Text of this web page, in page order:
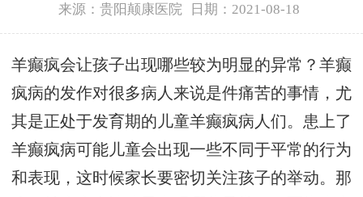
来源：贵阳颠康医院 日期：2021-08-18
羊癫疯会让孩子出现哪些较为明显的异常？羊癫
疯病的发作对很多病人来说是件痛苦的事情，尤
其是正处于发育期的儿童羊癫疯病人们。患上了
羊癫疯病可能儿童会出现一些不同于平常的行为
和表现，这时候家长要密切关注孩子的举动。那